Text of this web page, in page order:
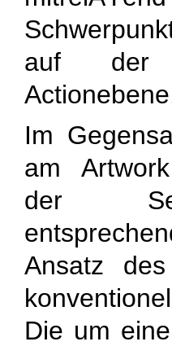
auf der
Im
am
der
Ansatz
Die um